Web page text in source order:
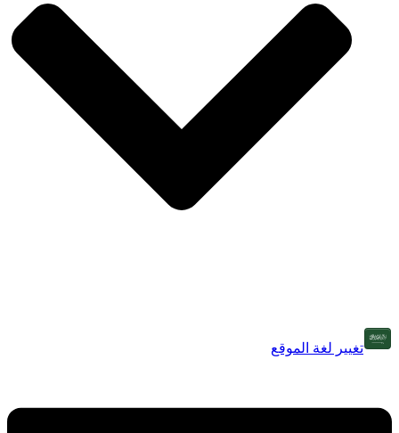
تغيير لغة الموقع